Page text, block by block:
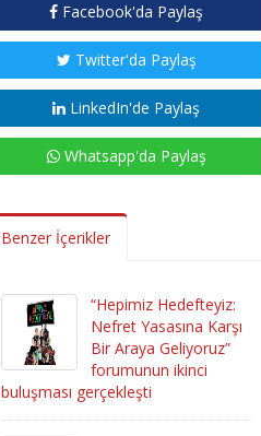
Facebook'da Paylaş
Twitter'da Paylaş
LinkedIn'de Paylaş
Whatsapp'da Paylaş
Benzer İçerikler
“Hepimiz Hedefteyiz:
Nefret Yasasına Karşı
Bir Araya Geliyoruz”
forumunun ikinci
buluşması gerçekleşti